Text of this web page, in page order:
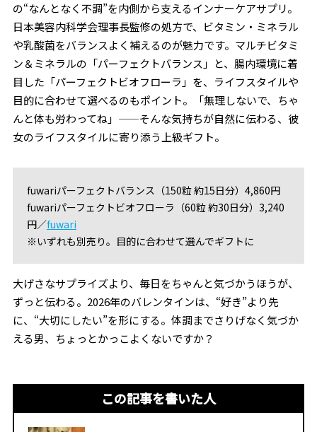
の“なんとなく不調”を内側から支えるインナーケアサプリ。
日本美容内科学会理事長監修の処方で、ビタミン・ミネラル
や乳酸菌をバランスよく補えるのが魅力です。マルチビタミ
ン＆ミネラルの「パーフェクトバランス」と、腸内環境に着
目した「パーフェクトビオフローラ」を、ライフスタイルや
目的に合わせて選べるのもポイント。「無理しないで、ちゃ
んと体も労わってね」——そんな気持ちが自然に伝わる、彼
女のライフスタイルに寄り添う上級ギフト。
fuwariパーフェクトバランス（150粒 約15日分）4,860円
fuwariパーフェクトビオフローラ（60粒 約30日分）3,240
円／fuwari
※いずれも別売り。目的に合わせて選んでギフトに
大げさなサプライズより、毎日をちゃんと気づかうほうが、
ずっと伝わる。2026年のバレンタインは、“好き”より先
に、“大切にしたい”を形にする。体調までさりげなく気づか
える男、ちょっとかっこよくないですか？
この記事を書いた人